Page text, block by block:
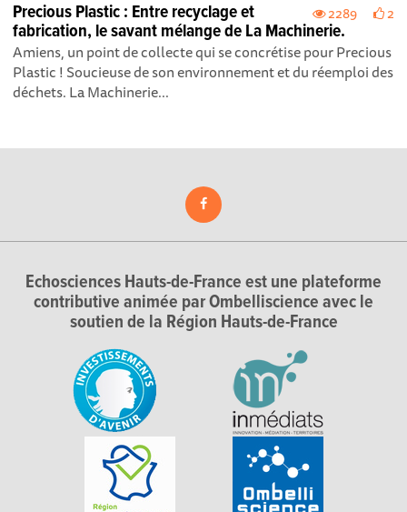
2289 2
Precious Plastic : Entre recyclage et
fabrication, le savant mélange de La Machinerie.
Amiens, un point de collecte qui se concrétise pour Precious
Plastic ! Soucieuse de son environnement et du réemploi des
déchets. La Machinerie...
Echosciences Hauts-de-France est une plateforme
contributive animée par Ombelliscience avec le
soutien de la Région Hauts-de-France